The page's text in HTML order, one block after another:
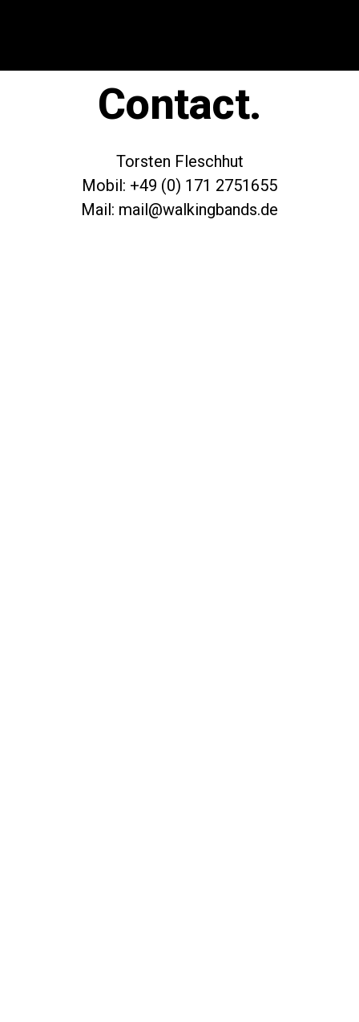
Contact.
Torsten Fleschhut
Mobil: +49 (0) 171 2751655
Mail: mail@walkingbands.de